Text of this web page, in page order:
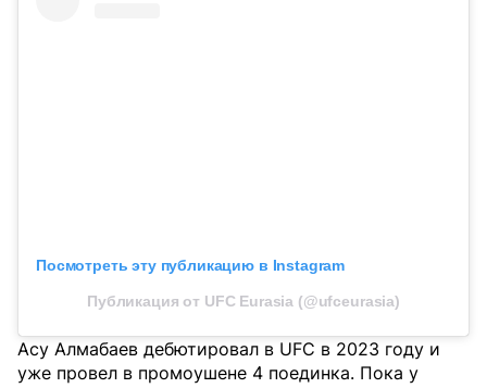
Посмотреть эту публикацию в Instagram
Публикация от UFC Eurasia (@ufceurasia)
Асу Алмабаев дебютировал в UFC в 2023 году и
уже провел в промоушене 4 поединка. Пока у